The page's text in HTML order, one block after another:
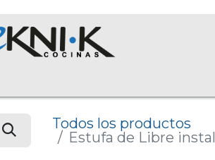
Todos los productos
Estufa de Libre